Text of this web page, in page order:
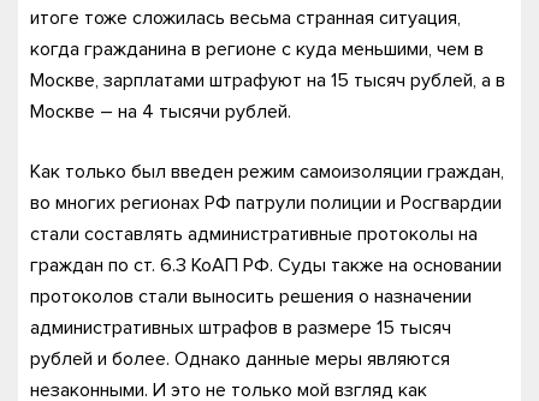
итоге тоже сложилась весьма странная ситуация,
когда гражданина в регионе с куда меньшими, чем в
Москве, зарплатами штрафуют на 15 тысяч рублей, а в
Москве – на 4 тысячи рублей.
Как только был введен режим самоизоляции граждан,
во многих регионах РФ патрули полиции и Росгвардии
стали составлять административные протоколы на
граждан по ст. 6.3 КоАП РФ. Суды также на основании
протоколов стали выносить решения о назначении
административных штрафов в размере 15 тысяч
рублей и более. Однако данные меры являются
незаконными. И это не только мой взгляд как